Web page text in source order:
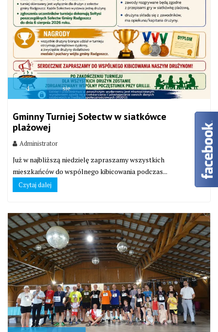
4 sie
Gminny Turniej Sołectw w siatkówce
plażowej
Administrator
Już w najbliższą niedzielę zapraszamy wszystkich
mieszkańców do wspólnego kibicowania podczas...
Czytaj dalej